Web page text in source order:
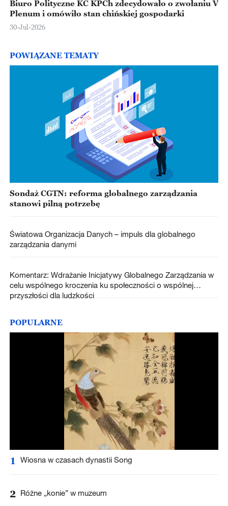
Biuro Polityczne KC KPCh zdecydowało o zwołaniu V
Plenum i omówiło stan chińskiej gospodarki
30-Jul-2026
POWIĄZANE TEMATY
Sondaż CGTN: reforma globalnego zarządzania
stanowi pilną potrzebę
Światowa Organizacja Danych – impuls dla globalnego
zarządzania danymi
Komentarz: Wdrażanie Inicjatywy Globalnego Zarządzania w
celu wspólnego kroczenia ku społeczności o wspólnej
przyszłości dla ludzkości
POPULARNE
1 Wiosna w czasach dynastii Song
2 Różne „konie” w muzeum